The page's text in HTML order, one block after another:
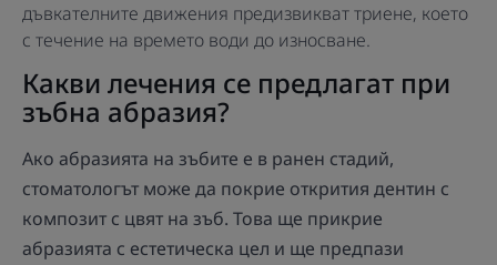
дъвкателните движения предизвикват триене, което
с течение на времето води до износване.
Какви лечения се предлагат при
зъбна абразия?
Ако абразията на зъбите е в ранен стадий,
стоматологът може да покрие открития дентин с
композит с цвят на зъб. Това ще прикрие
абразията с естетическа цел и ще предпази